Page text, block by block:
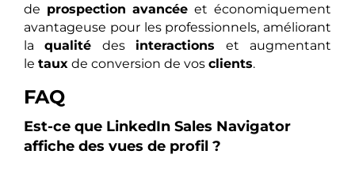
de prospection avancée et économiquement
avantageuse pour les professionnels, améliorant
laqualité desinteractions et augmentant
le taux de conversion de vos clients.
FAQ
Est-ce que LinkedIn Sales Navigator
affiche des vues de profil ?